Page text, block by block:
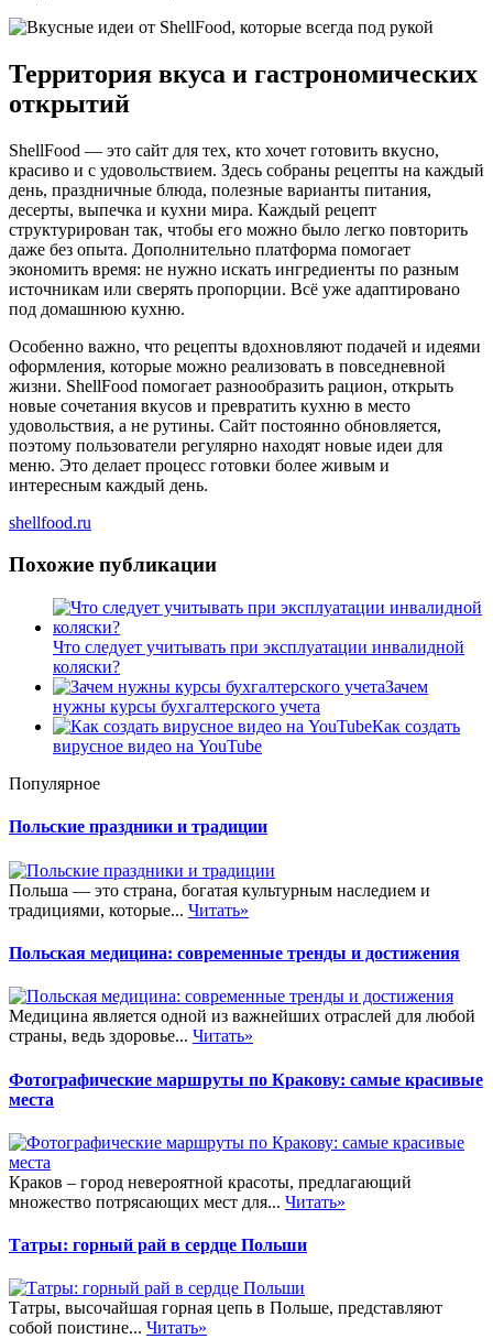
Территория вкуса и гастрономических
открытий
ShellFood — это сайт для тех, кто хочет готовить вкусно,
красиво и с удовольствием. Здесь собраны рецепты на каждый
день, праздничные блюда, полезные варианты питания,
десерты, выпечка и кухни мира. Каждый рецепт
структурирован так, чтобы его можно было легко повторить
даже без опыта. Дополнительно платформа помогает
экономить время: не нужно искать ингредиенты по разным
источникам или сверять пропорции. Всё уже адаптировано
под домашнюю кухню.
Особенно важно, что рецепты вдохновляют подачей и идеями
оформления, которые можно реализовать в повседневной
жизни. ShellFood помогает разнообразить рацион, открыть
новые сочетания вкусов и превратить кухню в место
удовольствия, а не рутины. Сайт постоянно обновляется,
поэтому пользователи регулярно находят новые идеи для
меню. Это делает процесс готовки более живым и
интересным каждый день.
shellfood.ru
Похожие публикации
Что следует учитывать при эксплуатации инвалидной
коляски?
Зачем
нужны курсы бухгалтерского учета
Как создать
вирусное видео на YouTube
Популярное
Польские праздники и традиции
Польша — это страна, богатая культурным наследием и
традициями, которые... Читать»
Польская медицина: современные тренды и достижения
Медицина является одной из важнейших отраслей для любой
страны, ведь здоровье... Читать»
Фотографические маршруты по Кракову: самые красивые
места
Краков – город невероятной красоты, предлагающий
множество потрясающих мест для... Читать»
Татры: горный рай в сердце Польши
Татры, высочайшая горная цепь в Польше, представляют
собой поистине... Читать»